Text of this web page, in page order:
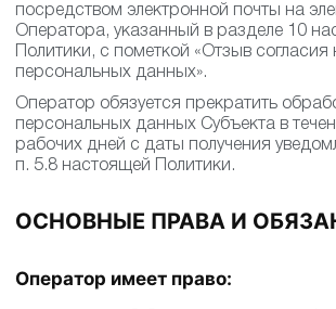
посредством электронной почты на
Оператора, указанный в разделе 10
Политики, с пометкой «Отзыв согласия
персональных данных».
Оператор обязуется прекратить
персональных данных Субъекта в
рабочих дней с даты получения
п. 5.8 настоящей Политики.
ОСНОВНЫЕ ПРАВА И
Оператор имеет право: